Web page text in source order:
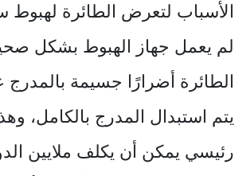
الأسباب لتعرض الطائرة لهبوط
لم يعمل جهاز الهبوط بشكل
الطائرة أضرارًا جسيمة بالمدرج
يتم استبدال المدرج بالكامل،
رئيسي يمكن أن يكلف ملايين